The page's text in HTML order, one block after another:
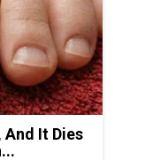
And It Dies